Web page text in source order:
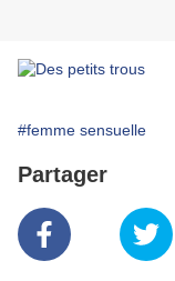
#femme sensuelle
Partager